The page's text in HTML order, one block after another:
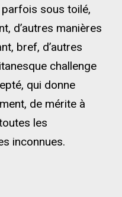
sous toilé,
d’autres manières
bref, d’autres
challenge
qui donne
de mérite à
les
inconnues.